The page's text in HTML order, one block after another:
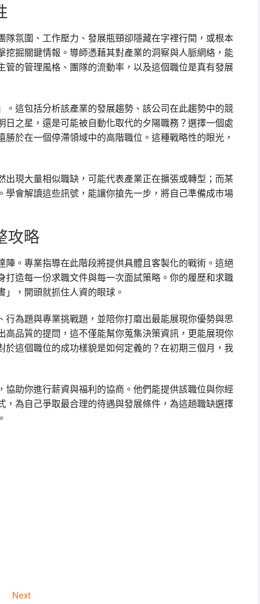
氛圍、工作壓力、發展瓶頸卻隱藏在字裡行間，或根本
掘關鍵情報。導師憑藉其對產業的洞察與人脈網絡，能
的管理風格、團隊的流動率，以及這個職位是真有發展
這包括分析該產業的發展趨勢、該公司在此趨勢中的競
之星，還是可能被自動化取代的夕陽職務？選擇一個處
於在一個停滯領域中的高階職位。這種戰略性的眼光，
現大量相似職缺，可能代表產業正在擴張或轉型；而某
會解讀這些訊號，能讓你搶先一步，將自己準備成市場
攻略
。專業指導在此階段將提供具體且客製化的戰術。這絕
造每一份求職文件與每一次面試策略。你的履歷和求職
，開頭就抓住人資的眼球。
為題與專業挑戰題，並陪你打磨出最能展現你優勢與思
品質的提問，這不僅能幫你蒐集決策資訊，更能展現你
這個職位的成功樣貌是如何定義的？在初期三個月，我
助你進行薪資與福利的協商。他們能提供該職位與你經
為自己爭取最合理的待遇與發展條件，為這趟職缺選擇
NextNext